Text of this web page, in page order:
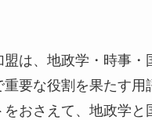
盟は、地政学・時事・
重要な役割を果たす用
おさえて、地政学と